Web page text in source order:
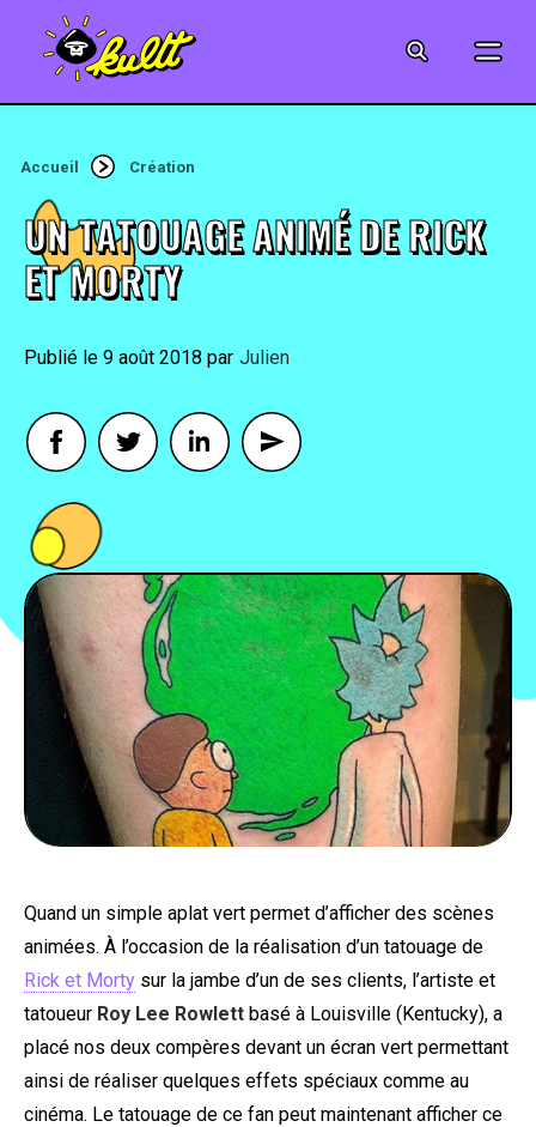
MUSIQUE
JEUX-VIDÉO
PEOPLE
FOOD
BONS PLANS
SOUTENEZ KULTT
Accueil Création
UN TATOUAGE ANIMÉ DE RICK
ET MORTY
9 août 2018 By Julien
Quand un simple aplat vert permet d’afficher des scènes
animées. À l’occasion de la réalisation d’un tatouage de
Rick et Morty sur la jambe d’un de ses clients, l’artiste et
tatoueur Roy Lee Rowlett basé à Louisville (Kentucky), a
placé nos deux compères devant un écran vert permettant
ainsi de réaliser quelques effets spéciaux comme au
cinéma. Le tatouage de ce fan peut maintenant afficher ce